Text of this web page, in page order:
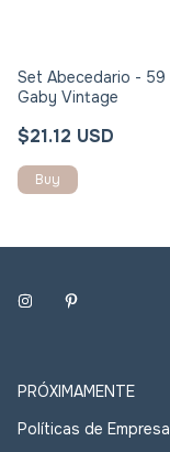
Set Abecedario - 59
Gaby Vintage
$21.12 USD
PRÓXIMAMENTE
Políticas de